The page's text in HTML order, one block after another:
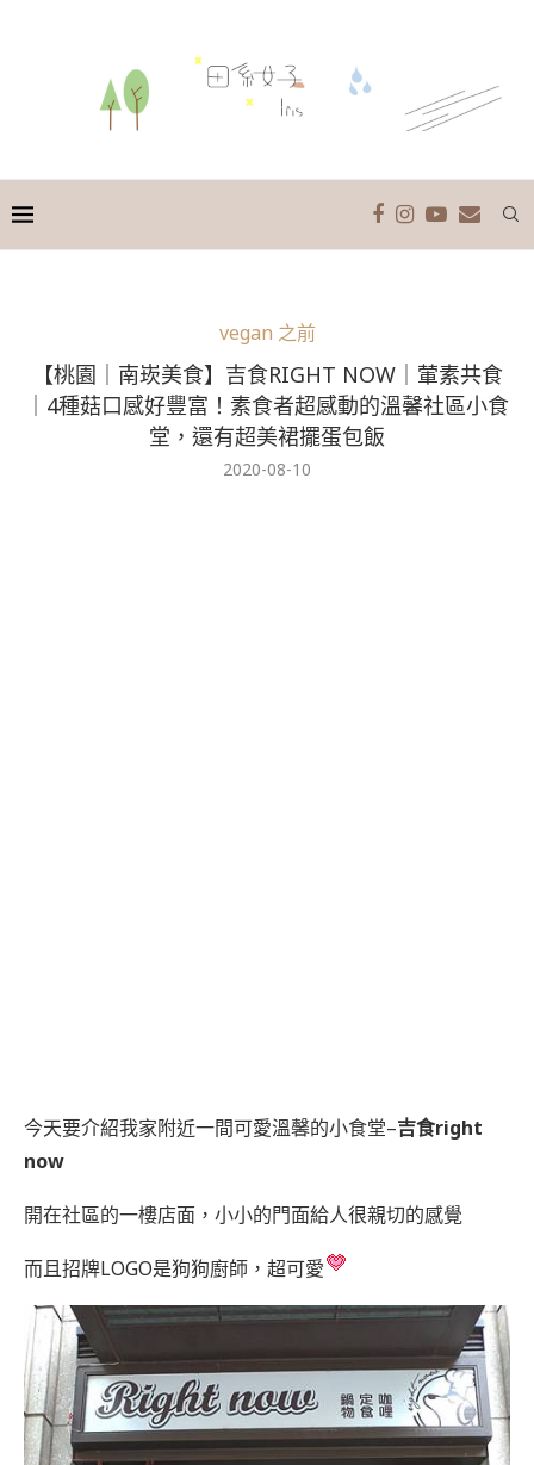
vegan 之前
【桃園｜南崁美食】吉食RIGHT NOW｜葷素共食
｜4種菇口感好豐富！素食者超感動的溫馨社區小食
堂，還有超美裙擺蛋包飯
2020-08-10
今天要介紹我家附近一間可愛溫馨的小食堂–吉食right
now
開在社區的一樓店面，小小的門面給人很親切的感覺
而且招牌LOGO是狗狗廚師，超可愛